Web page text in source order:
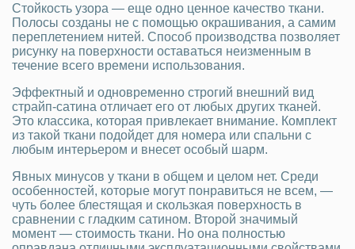
Стойкость узора — еще одно ценное качество ткани.
Полосы созданы не с помощью окрашивания, а самим
переплетением нитей. Способ производства позволяет
рисунку на поверхности оставаться неизменным в
течение всего времени использования.
Эффектный и одновременно строгий внешний вид
страйп-сатина отличает его от любых других тканей.
Это классика, которая привлекает внимание. Комплект
из такой ткани подойдет для номера или спальни с
любым интерьером и внесет особый шарм.
Явных минусов у ткани в общем и целом нет. Среди
особенностей, которые могут понравиться не всем, —
чуть более блестящая и скользкая поверхность в
сравнении с гладким сатином. Второй значимый
момент — стоимость ткани. Но она полностью